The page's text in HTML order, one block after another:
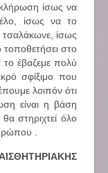
ίσως να
ίσως να το
τσαλάκωνε, ίσως
τοποθετήσει στο
έβαζεμε πολύ
σφίξιμο που
λοιπόν ότι
είναι η βάση
στηριχτεί όλο
.